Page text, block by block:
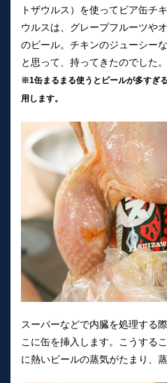
トザウルス）を使ってビア缶チ
ウルスは、グレープフルーツや
のビール。チキンのジューシー
と思って、持ってきたのでした。
※1缶まるまる使うとビールが多すぎ
用します。
スーパーなどで内臓を処理する
こに缶を挿入します。こうする
に熱いビールの蒸気がたまり、